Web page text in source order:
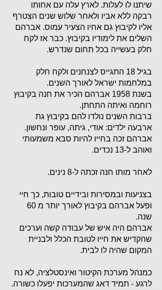
שיתנו לו לעלות. לארץ עלה עם אחותו
רבקה ללא אביו ולאחר שלוש שנים הצטרף
אליו לקיבוץ גם אחיו הצעיר עמוס. אברהם
השלים את לימודיו בקיבוץ. כבר אז לקח
חלק בעשייה בכל תחום שנדרש.
בגיל 18 התגייס לצנחנים ולקח חלק
במלחמות ישראל לאורך השנים.
בשנת 1958 אברהם הכיר את חנה בקיבוץ
רוחמה ואיתה התחתן.
ברבות השנים נולדו להם בקיבוץ גת
ארבעה ילדים: אודי, גיתה, עופר ונחשון.
אברהם זכה בחייו להיות סבא משמעותי
ואוהב ל-13 נכדים.
לאחר מותו חנה זכתה ל-8 נינים.
בצניעות ובמסירות ובידיים טובות, כך חיי
ופעל אברהם בקיבוץ לאורך יותר מ 60
שנה.
אברהם היה איש של עבודה קשה וערכים
שהקדיש את חייו לטובת הכלל ולבניית
המקום שהיה לו לבית.
כמנהל מערכת הקיטור ואינסטלציה, לא נח
לרגע - תמיד דאג שהמערכות יפעלו כשורה.